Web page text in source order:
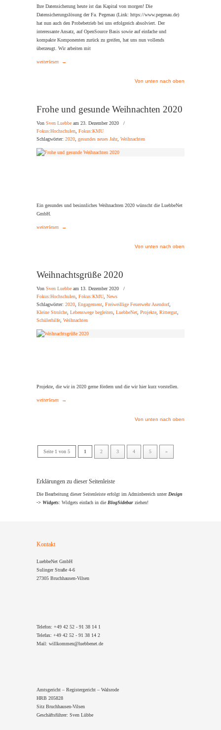
Ihre Datensicherung heute ist das Kapital von morgen! Die
Datensicherungslösung der Fa. Pegenau (Link: https://www.pegenau.de)
hat nun auch den Probebetrieb bei uns erfolgreich absolviert. Der
interessante Ansatz, auf OpenSource Basis sowie auf einfache und
kompakte Komponenten zurück zu greifen, hat uns nun vollends
überzeugt. Wir arbeiten mit
weiterlesen →
Von unten nach oben
Frohe und gesunde Weihnachten 2020
Von Sven Luebbe am 23. Dezember 2020
/
Fokus:Hochschulen, Fokus:KMU
Schlagwörter: 2020, gesundes neues Jahr, Weihnachten
Ein gesundes und besinnliches Weihnachten 2020 wünscht die LuebbeNet
GmbH.
weiterlesen →
Von unten nach oben
Weihnachtsgrüße 2020
Von Sven Luebbe am 13. Dezember 2020
/
Fokus:Hochschulen, Fokus:KMU, News
Schlagwörter: 2020, Engagement, Freiweillige Feuerwehr Asendorf,
Kleine Strolche, Lebenswege begleiten, LuebbeNet, Projekte, Rittergut,
Schülerhilfe, Weihnachten
Projekte, die wir in 2020 gerne fördern und die wir hier kurz vorstellen.
weiterlesen →
Von unten nach oben
Seite 1 von 5 1 2 3 4 5 »
Erklärungen zu dieser Seitenleiste
Die Bearbeitung dieser Seitenleiste erfolgt im Adminbereich unter Design
-> Widgets: Widgets einfach in die BlogSidebar ziehen!
Kontakt
LuebbeNet GmbH
Sulinger Straße 4-6
27305 Bruchhausen-Vilsen
Telefon: +49 42 52 - 91 38 14 1
Telefax: +49 42 52 - 91 38 14 2
Mail: willkommen@luebbenet.de
Amtsgericht – Registergericht – Walsrode
HRB 205828
Sitz Bruchhausen-Vilsen
Geschäftsführer: Sven Lübbe